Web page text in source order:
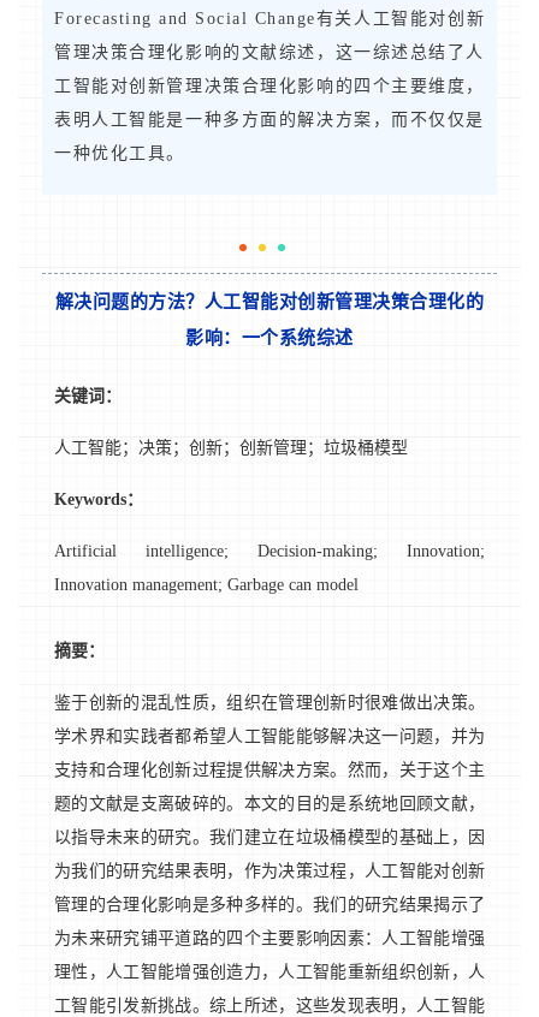
Forecasting and Social Change有关人工智能对创新
管理决策合理化影响的文献综述，这一综述总结了人
工智能对创新管理决策合理化影响的四个主要维度，
表明人工智能是一种多方面的解决方案，而不仅仅是
一种优化工具。
解决问题的方法？人工智能对创新管理决策合理化的
影响：一个系统综述
关键词：
人工智能；决策；创新；创新管理；垃圾桶模型
Keywords：
Artificial intelligence; Decision-making; Innovation;
Innovation management; Garbage can model
摘要：
鉴于创新的混乱性质，组织在管理创新时很难做出决策。
学术界和实践者都希望人工智能能够解决这一问题，并为
支持和合理化创新过程提供解决方案。然而，关于这个主
题的文献是支离破碎的。本文的目的是系统地回顾文献，
以指导未来的研究。我们建立在垃圾桶模型的基础上，因
为我们的研究结果表明，作为决策过程，人工智能对创新
管理的合理化影响是多种多样的。我们的研究结果揭示了
为未来研究铺平道路的四个主要影响因素：人工智能增强
理性，人工智能增强创造力，人工智能重新组织创新，人
工智能引发新挑战。综上所述，这些发现表明，人工智能